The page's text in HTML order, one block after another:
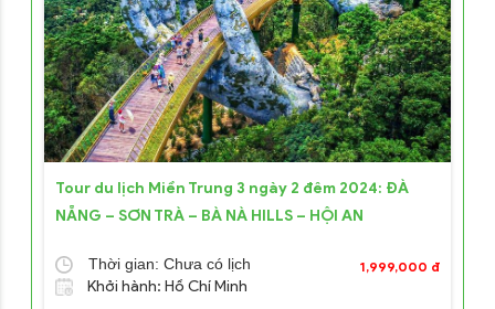
Tour du lịch Miền Trung 3 ngày 2 đêm 2024: ĐÀ
NẴNG – SƠN TRÀ – BÀ NÀ HILLS – HỘI AN
Thời gian: Chưa có lịch
Khởi hành: Hồ Chí Minh
1,999,000 đ